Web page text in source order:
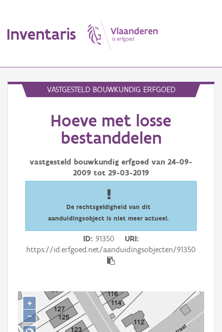
Inventaris
Aanduidingsobject
Waarneming
Downloads
Aanmelden
VASTGESTELD BOUWKUNDIG ERFGOED
Hoeve met losse
bestanddelen
vastgesteld bouwkundig erfgoed van 24-09-
2009 tot 29-03-2019
De rechtsgeldigheid van dit
aanduidingsobject is niet meer actueel.
ID 91350
URI
https://id.erfgoed.net/aanduidingsobjecten/91350
+
−